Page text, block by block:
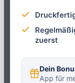
zuerst
Dein
App für